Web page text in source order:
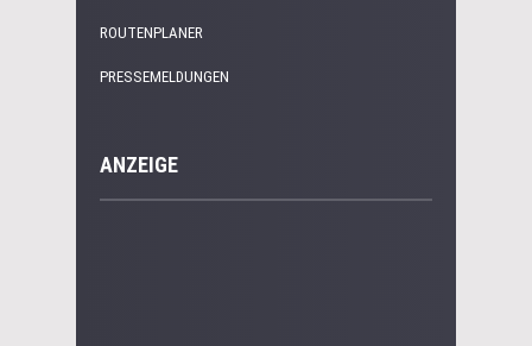
ROUTENPLANER
PRESSEMELDUNGEN
ANZEIGE